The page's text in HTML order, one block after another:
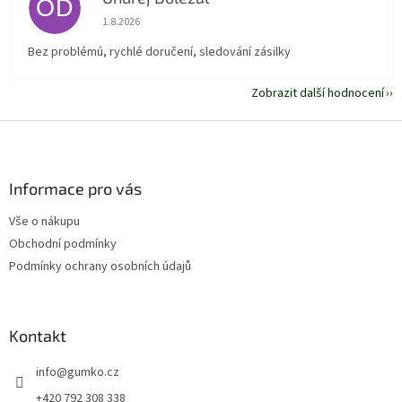
OD Hodnocení obchodu je 5 z 5 hvězdiček.
1.8.2026
Bez problémú, rychlé doručení, sledování zásilky
Zobrazit další hodnocení
Informace pro vás
Vše o nákupu
Obchodní podmínky
Podmínky ochrany osobních údajů
Kontakt
info@gumko.cz